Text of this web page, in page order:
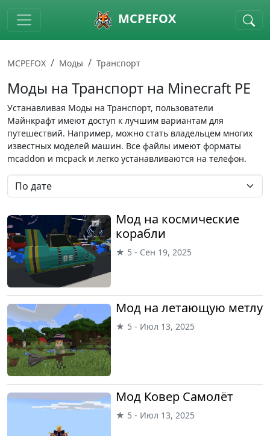
Skip to main content MCPEFOX
MCPEFOX Моды Транспорт
Моды на Транспорт на Minecraft PE
Устанавливая Моды на Транспорт, пользователи
Майнкрафт имеют доступ к лучшим вариантам для
путешествий. Например, можно стать владельцем многих
известных моделей машин. Все файлы имеют форматы
mcaddon и mcpack и легко устанавливаются на телефон.
Мод на космические
корабли
★ 5 - Сен 19, 2025
Мод на летающую метлу
★ 5 - Июл 13, 2025
Мод Ковер Самолёт
★ 5 - Июл 13, 2025